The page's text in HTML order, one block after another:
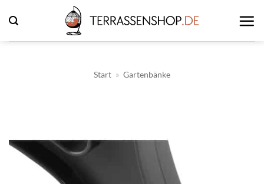
Inhalt
springen
Start » Gartenbänke